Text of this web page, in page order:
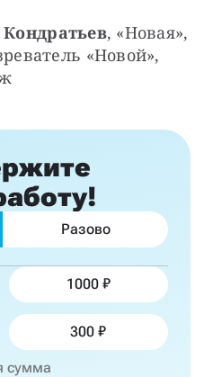
Разово
1000
300